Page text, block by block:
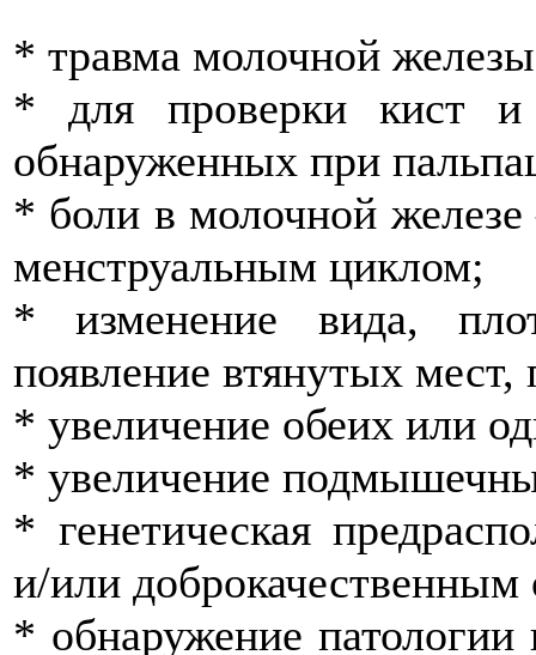
* травма молочной
* для проверки кист и
обнаруженных при
* боли в молочной
менструальным циклом;
* изменение вида,
появление втянутых
* увеличение обеих или
* увеличение
* генетическая
и/или
* обнаружение